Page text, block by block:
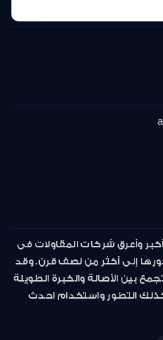
وأعرق شركات المقاولات فى
إلى أكثر من نصف قرن. وقد
بين الأصالة والخبرة الطويلة
التطور واستخدام احدث